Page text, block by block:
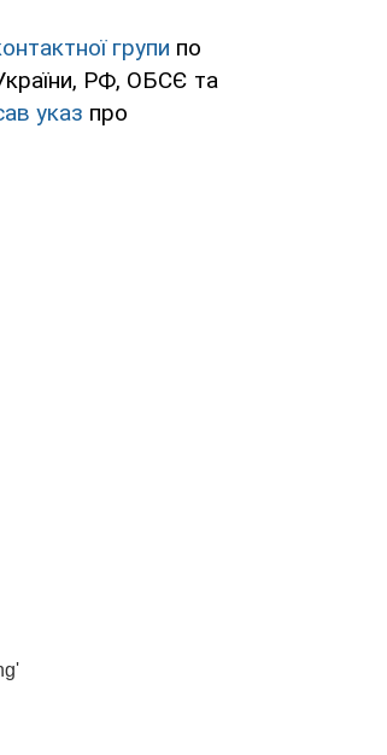
групи по
РФ, ОБСЄ та
указ про